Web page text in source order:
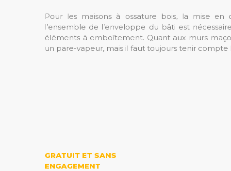
Pour les maisons à ossature bois, la mise
l’ensemble de l’enveloppe du bâti est
éléments à emboîtement. Quant aux murs
un pare-vapeur, mais il faut toujours tenir
GRATUIT ET SANS
ENGAGEMENT